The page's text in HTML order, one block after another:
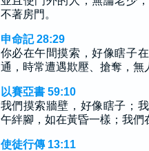
不著房門。
申命記 28:29
你必在午間摸索，好像瞎子
通，時常遭遇欺壓、搶奪，無
以賽亞書 59:10
我們摸索牆壁，好像瞎子；
午絆腳，如在黃昏一樣；我們
使徒行傳 13:11